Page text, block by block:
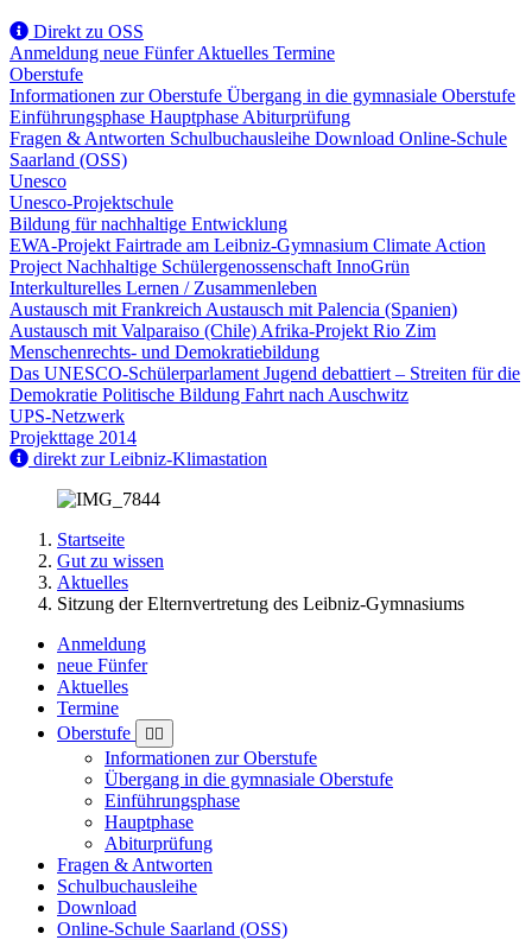
Direkt zu OSS
Anmeldung neue FünferAktuelles Termine
Oberstufe
Informationen zur Oberstufe Übergang in die gymnasiale Oberstufe
Einführungsphase Hauptphase Abiturprüfung
Fragen & Antworten Schulbuchausleihe Download Online-Schule
Saarland (OSS)
Unesco
Unesco-Projektschule
Bildung für nachhaltige Entwicklung
EWA-Projekt Fairtrade am Leibniz-Gymnasium Climate Action
Project Nachhaltige Schülergenossenschaft InnoGrün
Interkulturelles Lernen / Zusammenleben
Austausch mit Frankreich Austausch mit Palencia (Spanien)
Austausch mit Valparaiso (Chile) Afrika-Projekt Rio Zim
Menschenrechts- und Demokratiebildung
Das UNESCO-Schülerparlament Jugend debattiert – Streiten für die
Demokratie Politische Bildung Fahrt nach Auschwitz
UPS-Netzwerk
Projekttage 2014
direkt zur Leibniz-Klimastation
Startseite
Gut zu wissen
Aktuelles
Sitzung der Elternvertretung des Leibniz-Gymnasiums
Anmeldung
neue Fünfer
Aktuelles
Termine
Oberstufe
Informationen zur Oberstufe
Übergang in die gymnasiale Oberstufe
Einführungsphase
Hauptphase
Abiturprüfung
Fragen & Antworten
Schulbuchausleihe
Download
Online-Schule Saarland (OSS)